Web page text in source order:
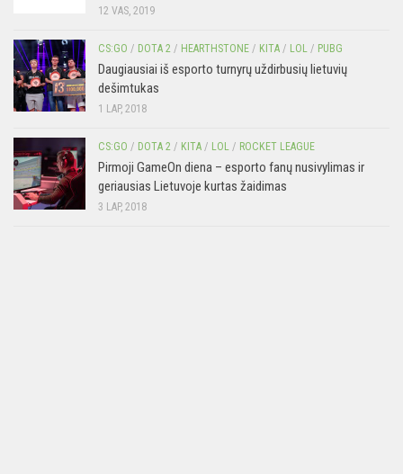
12 VAS, 2019
CS:GO / DOTA 2 / HEARTHSTONE / KITA / LOL / PUBG
Daugiausiai iš esporto turnyrų uždirbusių lietuvių
dešimtukas
1 LAP, 2018
CS:GO / DOTA 2 / KITA / LOL / ROCKET LEAGUE
Pirmoji GameOn diena – esporto fanų nusivylimas ir
geriausias Lietuvoje kurtas žaidimas
3 LAP, 2018